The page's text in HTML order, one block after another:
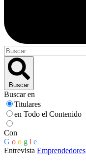
Buscar
Buscar en
Titulares
en Todo el Contenido
Con
G o o g l e
Entrevista Emprendedores